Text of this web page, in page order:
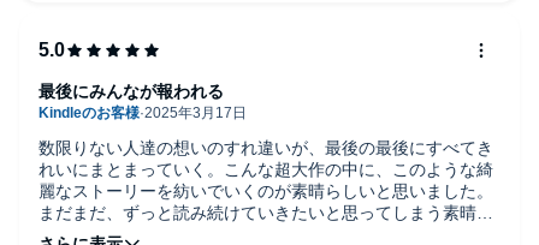
数限りない人達の想いのすれ違いが、最後の最後にすべてき
れいにまとまっていく。こんな超大作の中に、このような綺
麗なストーリーを紡いでいくのが素晴らしいと思いました。
まだまだ、ずっと読み続けていきたいと思ってしまう素晴ら
しい作品群でした。
最後にみんなが報われる